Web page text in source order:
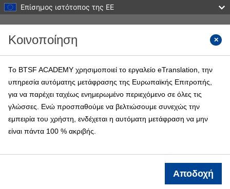
Επίσημος ιστότοπος της ΕΕ
BTSF ACADEMY
Περισσότερα
Κοινοποίηση
Το BTSF ACADEMY χρησιμοποιεί το εργαλείο eTranslation, την
υπηρεσία αυτόματης μετάφρασης της Ευρωπαϊκής Επιτροπής,
για να παρέχει ταχέως ενημερωμένο περιεχόμενο σε όλες τις
γλώσσες. Ενώ προσπαθούμε να βελτιώσουμε συνεχώς την
εμπειρία του χρήστη, ενδέχεται η αυτόματη μετάφραση να μην
είναι πάντα 100 % ακριβής.
Αποδοχή